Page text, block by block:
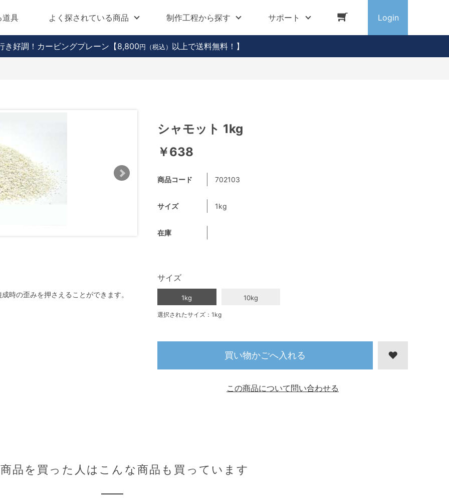
道具 よく探されている商品 制作工程から探す サポート Login
き好調！カービングプレーン 【8,800 円（税込） 以上で送料無料！】
時の歪みを押さえることができます。
シャモット 1kg
￥638
商品コード 702103
サイズ 1kg
在庫
サイズ
1kg 10kg
選択されたサイズ：1kg
買い物かごへ入れる
この商品について問い合わせる
品を買った人はこんな商品も買っています